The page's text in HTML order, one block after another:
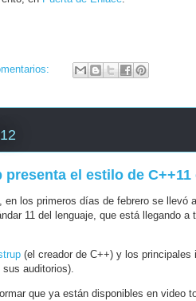
el estilo de C++11
en los primeros días de febrero se llevó
11 del lenguaje, que está llegando
(el creador de C++) y los
auditorios).
que ya están disponibles en